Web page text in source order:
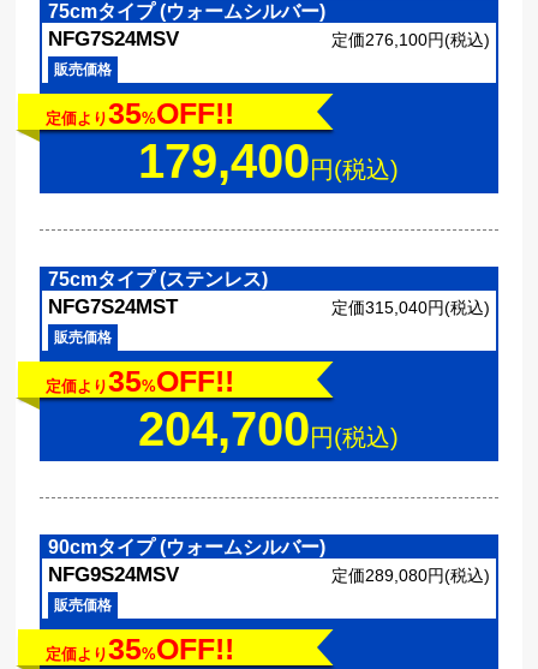
75cmタイプ (ウォームシルバー)
NFG7S24MSV 定価276,100円(税込)
販売価格
定価より35%OFF!!
179,400円(税込)
75cmタイプ (ステンレス)
NFG7S24MST 定価315,040円(税込)
販売価格
定価より35%OFF!!
204,700円(税込)
90cmタイプ (ウォームシルバー)
NFG9S24MSV 定価289,080円(税込)
販売価格
定価より35%OFF!!